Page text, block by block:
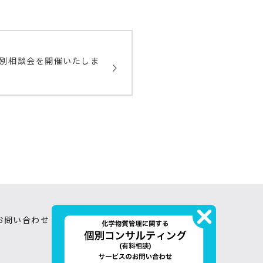
相談会を開催いたしま
問い合わせ プライバシーポリシー